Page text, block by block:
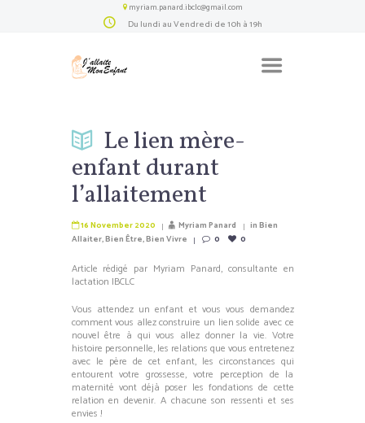
myriam.panard.ibclc@gmail.com
Du lundi au Vendredi de 10h à 19h
Le lien mère-
enfant durant
l’allaitement
16 November 2020 Myriam Panard inBien
Allaiter,Bien Être,Bien Vivre 0 0
Article rédigé par Myriam Panard, consultante en
lactation IBCLC
Vous attendez un enfant et vous vous demandez
comment vous allez construire un lien solide avec ce
nouvel être à qui vous allez donner la vie. Votre
histoire personnelle, les relations que vous entretenez
avec le père de cet enfant, les circonstances qui
entourent votre grossesse, votre perception de la
maternité vont déjà poser les fondations de cette
relation en devenir. A chacune son ressenti et ses
envies !